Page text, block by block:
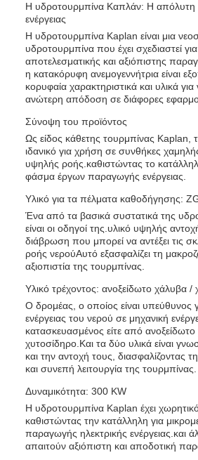
Η υδροτουρμπίνα Καπλάν: Η απόλυτη
ενέργειας
Η υδροτουρμπίνα Kaplan είναι μια
υδροτουρμπίνα που έχει σχεδιαστεί
αποτελεσματικής και αξιόπιστης
η κατακόρυφη ανεμογεννήτρια είναι
κορυφαία χαρακτηριστικά και υλικά
ανώτερη απόδοση σε διάφορες
Σύνοψη του προϊόντος
Ως είδος κάθετης τουρμπίνας Kaplan,
ιδανικό για χρήση σε συνθήκες
υψηλής ροής.καθιστώντας το
φάσμα έργων παραγωγής ενέργειας.
Υλικό για τα πέλματα καθοδήγησης:
Ένα από τα βασικά συστατικά της
είναι οι οδηγοί της.υλικό υψηλής
διάβρωση που μπορεί να αντέξει τις
ροής νερούΑυτό εξασφαλίζει τη
αξιοπιστία της τουρμπίνας.
Υλικό τρέχοντος: ανοξείδωτο χάλυβα /
Ο δρομέας, ο οποίος είναι υπεύθυνος
ενέργειας του νερού σε μηχανική
κατασκευασμένος είτε από
χυτοσίδηρο.Και τα δύο υλικά είναι
και την αντοχή τους, διασφαλίζοντας
και συνεπή λειτουργία της τουρμπίνας.
Δυναμικότητα: 300 KW
Η υδροτουρμπίνα Kaplan έχει
καθιστώντας την κατάλληλη για
παραγωγής ηλεκτρικής ενέργειας.και
απαιτούν αξιόπιστη και αποδοτική